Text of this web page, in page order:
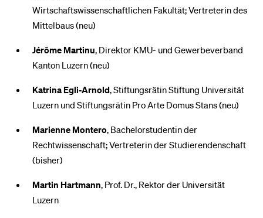
Wirtschaftswissenschaftlichen Fakultät; Vertreterin des
Mittelbaus (neu)
Jérôme Martinu, Direktor KMU- und Gewerbeverband
Kanton Luzern (neu)
Katrina Egli-Arnold, Stiftungsrätin Stiftung Universität
Luzern und Stiftungsrätin Pro Arte Domus Stans (neu)
Marienne Montero, Bachelorstudentin der
Rechtwissenschaft; Vertreterin der Studierendenschaft
(bisher)
Martin Hartmann, Prof. Dr., Rektor der Universität
Luzern